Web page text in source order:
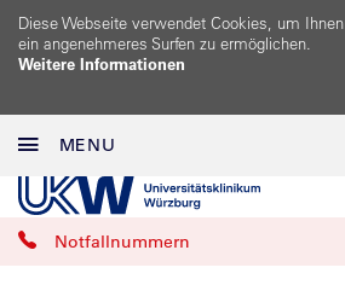
Diese Webseite verwendet Cookies, um Ihnen
ein angenehmeres Surfen zu ermöglichen.
Weitere Informationen
MENU
Notfallnummern